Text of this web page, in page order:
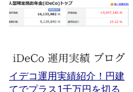
イデコ運用実績紹介！円建
てでプラス1千万円を切る